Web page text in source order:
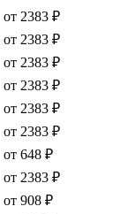
от 2383 ₽
от 2383 ₽
от 2383 ₽
от 2383 ₽
от 2383 ₽
от 2383 ₽
от 648 ₽
от 2383 ₽
от 908 ₽